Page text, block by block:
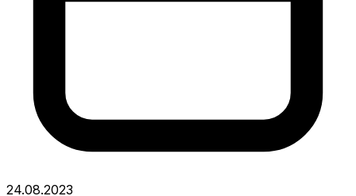
24.08.2023